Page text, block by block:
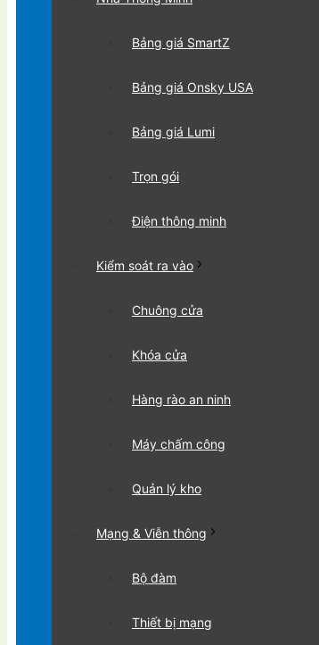
Bảng giá SmartZ
Bảng giá Onsky USA
Bảng giá Lumi
Trọn gói
Điện thông minh
Kiểm soát ra vào
Chuông cửa
Khóa cửa
Hàng rào an ninh
Máy chấm công
Quản lý kho
Mạng & Viễn thông
Bộ đàm
Thiết bị mạng